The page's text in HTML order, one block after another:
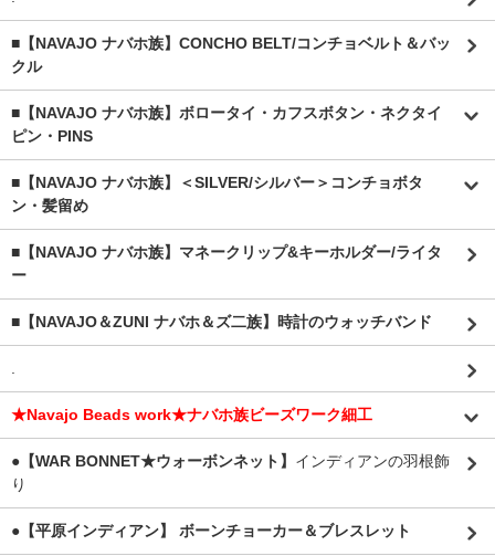
■【NAVAJO ナバホ族】CONCHO BELT/コンチョベルト＆バッ
クル
■【NAVAJO ナバホ族】ボロータイ・カフスボタン・ネクタイ
ピン・PINS
■【NAVAJO ナバホ族】＜SILVER/シルバー＞コンチョボタ
ン・髪留め
■【NAVAJO ナバホ族】マネークリップ&キーホルダー/ライタ
ー
■【NAVAJO＆ZUNI ナバホ＆ズ二族】時計のウォッチバンド
★Navajo Beads work★ナバホ族ビーズワーク細工
●【WAR BONNET★ウォーボンネット】 インディアンの羽根飾
り
●【平原インディアン】 ボーンチョーカー＆ブレスレット